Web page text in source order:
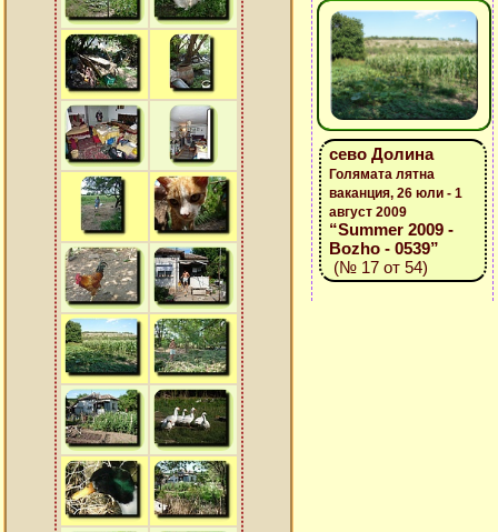
сево Долина
Голямата лятна
ваканция, 26 юли - 1
август 2009
“Summer 2009 -
Bozho - 0539”
(№ 17 от 54)